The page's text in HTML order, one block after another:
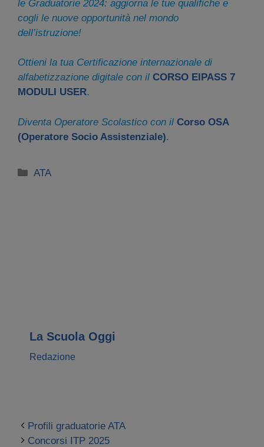
le Graduatorie 2024: aggiorna le tue qualifiche e
cogli le nuove opportunità nel mondo
dell’istruzione!
Ottieni la tua Certificazione internazionale di
alfabetizzazione digitale con il CORSO EIPASS 7
MODULI USER.
Diventa Operatore Scolastico con il Corso OSA
(Operatore Socio Assistenziale).
Categorie
ATA
La Scuola Oggi
Redazione
Profili graduatorie ATA
Concorsi ITP 2025